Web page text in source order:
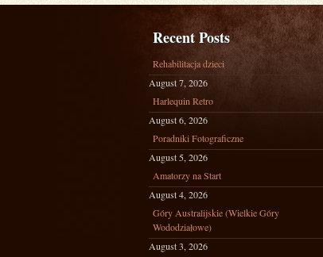
Recent Posts
Rehabilitacja dzieci
August 7, 2026
Harlequin Retro
August 6, 2026
Poradniki Fotograficzne
August 5, 2026
Amatorzy na Start
August 4, 2026
Góry Australijskie (Wielkie Góry
Wododziałowe)
August 3, 2026